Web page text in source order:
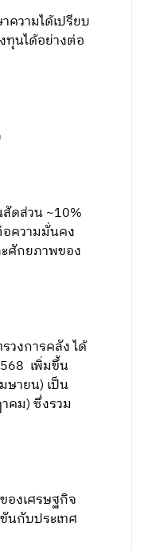
ความได้เปรียบ
ทุนได้อย่างต่อ
ดส่วน ~10%
ความมั่นคง
ศักยภาพของ
วงการคลัง ได้
เพิ่มขึ้น
ษายน) เป็น
คม) ซึ่งรวม
องเศรษฐกิจ
นกับประเทศ